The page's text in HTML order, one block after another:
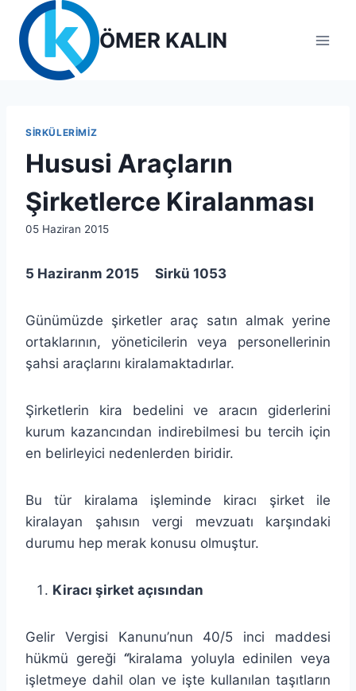
content
ÖMER KALIN
SIRKÜLERIMIZ
Hususi Araçların
Şirketlerce Kiralanması
By
05 Haziran 2015
5 Haziranm 2015 Sirkü 1053
Günümüzde şirketler araç satın almak yerine
ortaklarının, yöneticilerin veya personellerinin
şahsi araçlarını kiralamaktadırlar.
Şirketlerin kira bedelini ve aracın giderlerini
kurum kazancından indirebilmesi bu tercih için
en belirleyici nedenlerden biridir.
Bu tür kiralama işleminde kiracı şirket ile
kiralayan şahısın vergi mevzuatı karşındaki
durumu hep merak konusu olmuştur.
Kiracı şirket açısından
Gelir Vergisi Kanunu’nun 40/5 inci maddesi
hükmü gereği “kiralama yoluyla edinilen veya
işletmeye dahil olan ve işte kullanılan taşıtların